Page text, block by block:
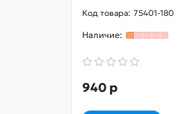
75401-180
940 р